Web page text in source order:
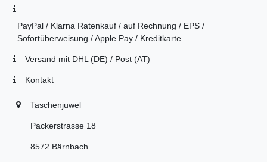
PayPal / Klarna Ratenkauf / auf Rechnung / EPS /
Sofortüberweisung / Apple Pay / Kreditkarte
Versand mit DHL (DE) / Post (AT)
Kontakt
Taschenjuwel
Packerstrasse 18
8572 Bärnbach